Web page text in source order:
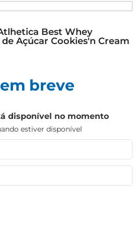
Best Whey
Açúcar Cookies'n Cream
breve
disponível no momento
estiver disponível